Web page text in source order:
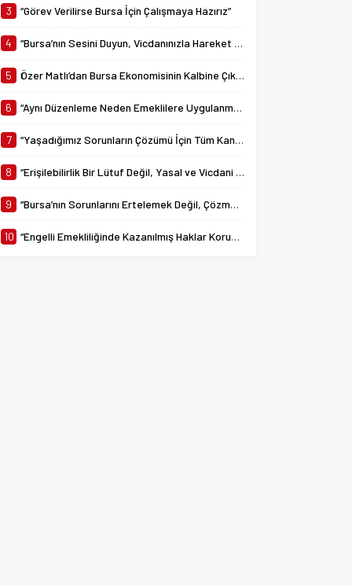
yürürlüğe giren 7538...
3 “Görev Verilirse Bursa İçin Çalışmaya Hazırız”
4 “Bursa’nın Sesini Duyun, Vicdanınızla Hareket Edin”
5 Özer Matlı’dan Bursa Ekonomisinin Kalbine Çıkarma
6 “Aynı Düzenleme Neden Emeklilere Uygulanmadı?”
7 “Yaşadığımız Sorunların Çözümü İçin Tüm Kanalları Denedik”
8 “Erişilebilirlik Bir Lütuf Değil, Yasal ve Vicdani Bir Sorumluluktur”
9 “Bursa’nın Sorunlarını Ertelemek Değil, Çözmek İçin Yola Çıktık”
10 “Engelli Emekliliğinde Kazanılmış Haklar Korunmalı, Belirsizlikler Son Bulmalı”